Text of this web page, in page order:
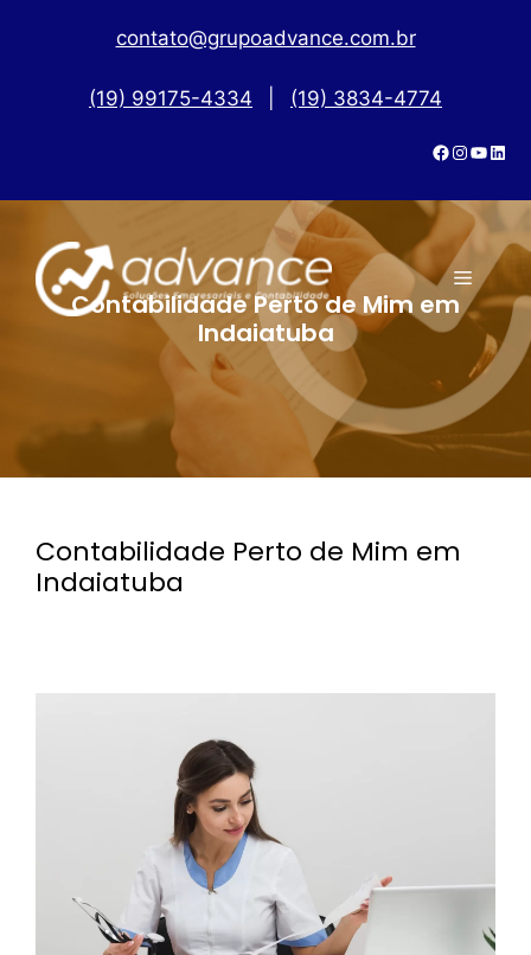
contato@grupoadvance.com.br
(19) 99175-4334 (19) 3834-4774
Contabilidade Perto de Mim em
Indaiatuba
Contabilidade Perto de Mim em
Indaiatuba